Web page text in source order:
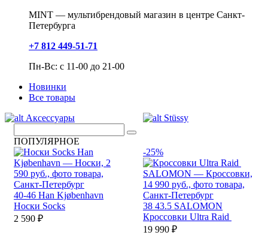
MINT — мультибрендовый магазин в центре Санкт-
Петербурга
+7 812 449-51-71
Пн-Вс: с 11-00 до 21-00
Новинки
Все товары
Аксессуары
Stüssy
ПОПУЛЯРНОЕ
40-46 Han Kjøbenhavn
Носки Socks
2 590 ₽
-25%
38 43.5 SALOMON
Кроссовки Ultra Raid
19 990 ₽